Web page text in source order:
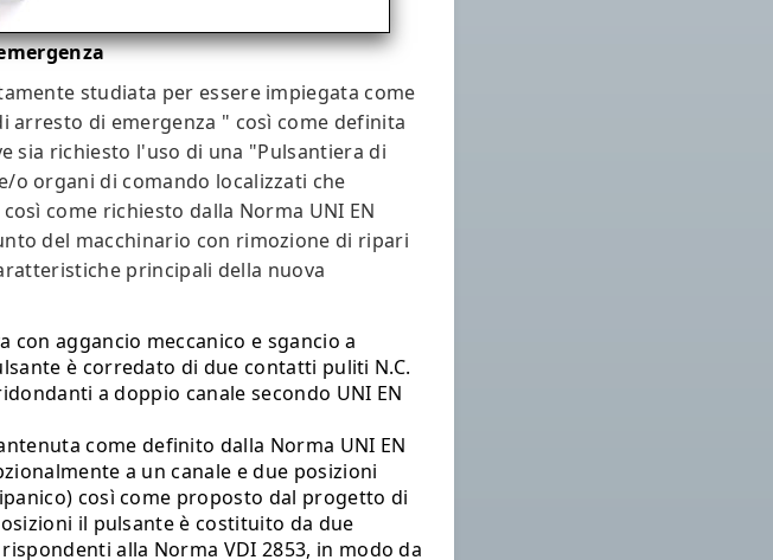
studiata per essere impiegata come
di emergenza " così come definita
sia richiesto l'uso di una "Pulsantiera di
organi di comando localizzati che
come richiesto dalla Norma UNI EN
del macchinario con rimozione di ripari
principali della nuova
con aggancio meccanico e sgancio a
è corredato di due contatti puliti N.C.
a doppio canale secondo UNI EN
come definito dalla Norma UNI EN
a un canale e due posizioni
così come proposto dal progetto di
il pulsante è costituito da due
alla Norma VDI 2853, in modo da